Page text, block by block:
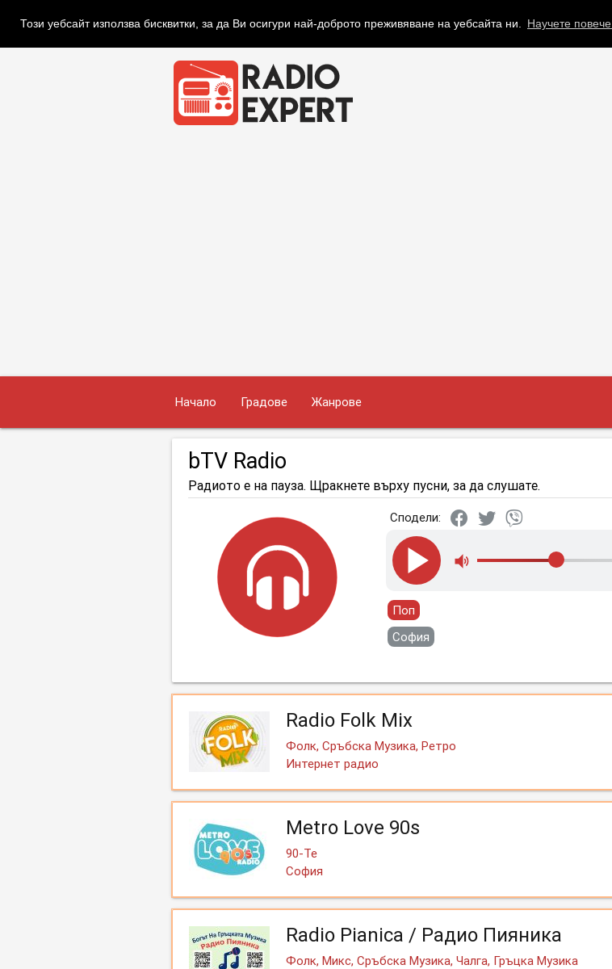
Този уебсайт използва бисквитки, за да Ви осигури най-доброто преживяване на уебсайта ни. Научете повече.
Начало Градове Жанрове
bTV Radio
Радиото е на пауза. Щракнете върху пусни, за да слушате.
Сподели:
Поп
София
Radio Folk Mix
Фолк, Сръбска Музика, Ретро
Интернет радио
Metro Love 90s
90-Те
София
Radio Pianica / Радио Пияника
Фолк, Микс, Сръбска Музика, Чалга, Гръцка Музика